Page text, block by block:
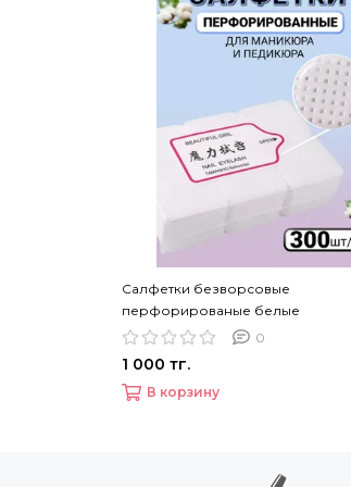
Салфетки безворсовые
перфорированые белые
0
1 000 тг.
В корзину